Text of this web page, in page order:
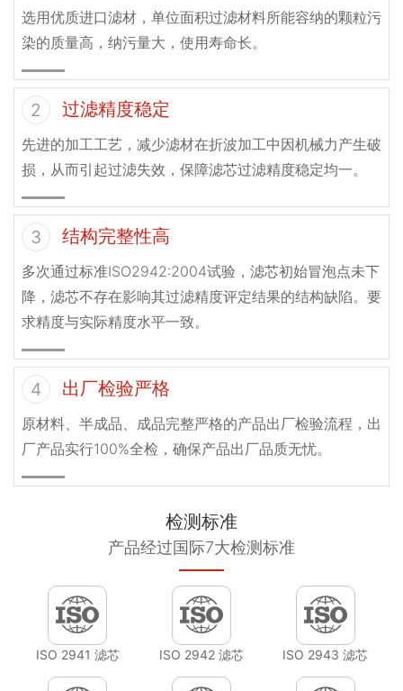
选用优质进口滤材，单位面积过滤材料所能容纳的颗粒污
染的质量高，纳污量大，使用寿命长。
2 过滤精度稳定
先进的加工工艺，减少滤材在折波加工中因机械力产生破
损，从而引起过滤失效，保障滤芯过滤精度稳定均一。
3 结构完整性高
多次通过标准ISO2942:2004试验，滤芯初始冒泡点未下
降，滤芯不存在影响其过滤精度评定结果的结构缺陷。要
求精度与实际精度水平一致。
4 出厂检验严格
原材料、半成品、成品完整严格的产品出厂检验流程，出
厂产品实行100%全检，确保产品出厂品质无忧。
检测标准
产品经过国际7大检测标准
ISO 2941 滤芯 ISO 2942 滤芯 ISO 2943 滤芯